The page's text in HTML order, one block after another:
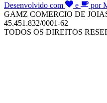
Desenvolvido com e
por
GAMZ COMERCIO DE
45.451.832/0001-62
TODOS OS DIREITOS